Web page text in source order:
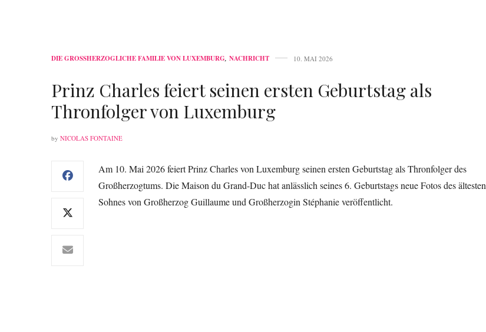
DIE GROSSHERZOGLICHE FAMILIE VON LUXEMBURG , NACHRICHT 10. MAI 2026
Prinz Charles feiert seinen ersten Geburtstag als
Thronfolger von Luxemburg
by NICOLAS FONTAINE
Am 10. Mai 2026 feiert Prinz Charles von Luxemburg seinen ersten Geburtstag als Thronfolger des
Großherzogtums. Die Maison du Grand-Duc hat anlässlich seines 6. Geburtstags neue Fotos des ältesten
Sohnes von Großherzog Guillaume und Großherzogin Stéphanie veröffentlicht.